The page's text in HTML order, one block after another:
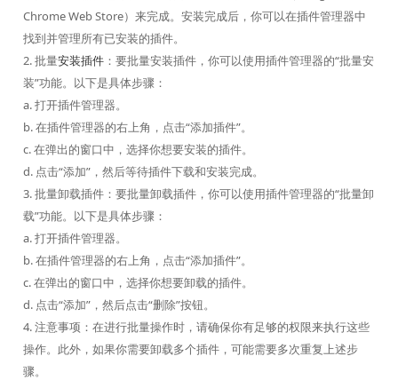
Chrome Web Store）来完成。安装完成后，你可以在插件管理器中
找到并管理所有已安装的插件。
2. 批量安装插件：要批量安装插件，你可以使用插件管理器的“批量安
装”功能。以下是具体步骤：
a. 打开插件管理器。
b. 在插件管理器的右上角，点击“添加插件”。
c. 在弹出的窗口中，选择你想要安装的插件。
d. 点击“添加”，然后等待插件下载和安装完成。
3. 批量卸载插件：要批量卸载插件，你可以使用插件管理器的“批量卸
载”功能。以下是具体步骤：
a. 打开插件管理器。
b. 在插件管理器的右上角，点击“添加插件”。
c. 在弹出的窗口中，选择你想要卸载的插件。
d. 点击“添加”，然后点击“删除”按钮。
4. 注意事项：在进行批量操作时，请确保你有足够的权限来执行这些
操作。此外，如果你需要卸载多个插件，可能需要多次重复上述步
骤。